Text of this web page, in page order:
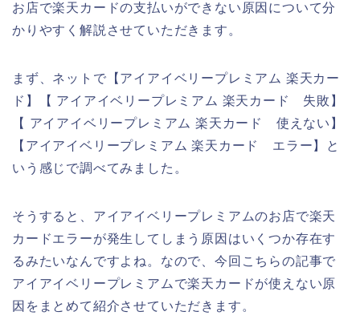
お店で楽天カードの支払いができない原因について分
かりやすく解説させていただきます。
まず、ネットで【アイアイベリープレミアム 楽天カー
ド】【 アイアイベリープレミアム 楽天カード 失敗】
【 アイアイベリープレミアム 楽天カード 使えない】
【アイアイベリープレミアム 楽天カード エラー】と
いう感じで調べてみました。
そうすると、アイアイベリープレミアムのお店で楽天
カードエラーが発生してしまう原因はいくつか存在す
るみたいなんですよね。なので、今回こちらの記事で
アイアイベリープレミアムで楽天カードが使えない原
因をまとめて紹介させていただきます。